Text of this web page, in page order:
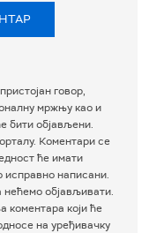
говор,
мржњу као и
бити објављени.
Коментари се
ће имати
исправно написани.
објављивати.
коментара који ће
на уређивачку